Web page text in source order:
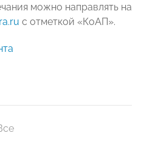
можно направлять на
с отметкой «КоАП».